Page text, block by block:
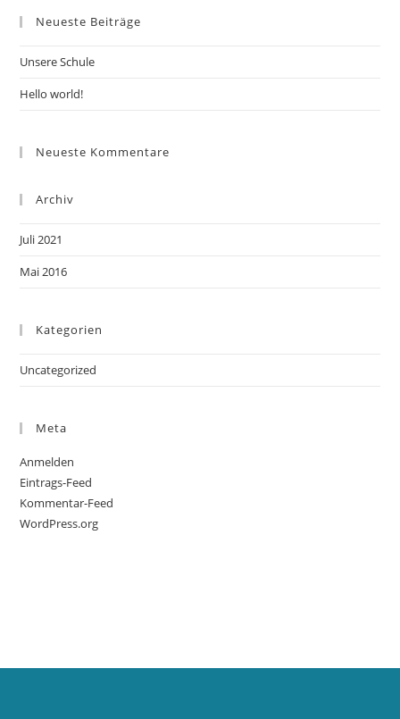
Neueste Beiträge
Unsere Schule
Hello world!
Neueste Kommentare
Archiv
Juli 2021
Mai 2016
Kategorien
Uncategorized
Meta
Anmelden
Eintrags-Feed
Kommentar-Feed
WordPress.org